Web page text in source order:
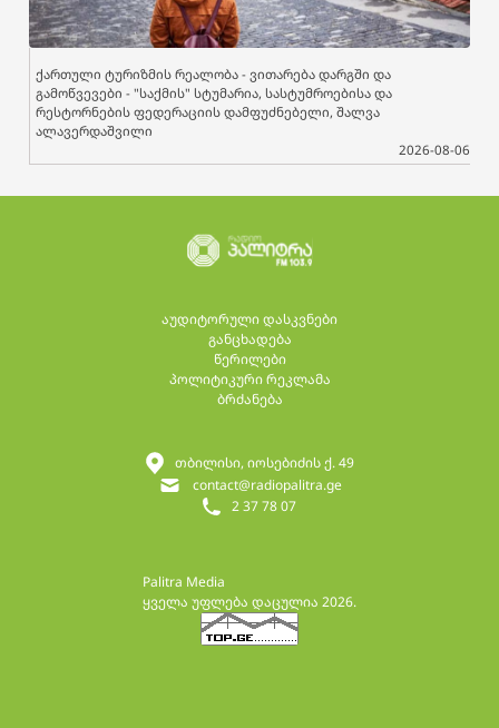
ქართული ტურიზმის რეალობა - ვითარება დარგში და
გამოწვევები - "საქმის" სტუმარია, სასტუმროებისა და
რესტორნების ფედერაციის დამფუძნებელი, შალვა
ალავერდაშვილი
2026-08-06
აუდიტორული დასკვნები
განცხადება
წერილები
პოლიტიკური რეკლამა
ბრძანება
Palitra Media
ყველა უფლება დაცულია 2026.
2 37 78 07
contact@radiopalitra.ge
თბილისი, იოსებიძის ქ. 49